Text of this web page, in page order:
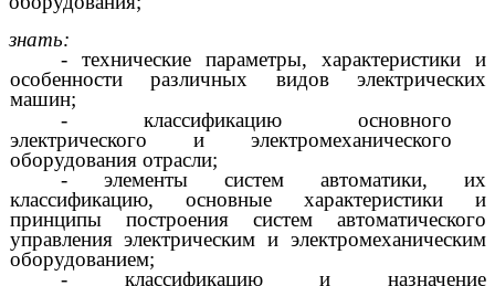
знать:
- технические параметры, характеристики и
особенности различных видов электрических
машин;
- классификацию основного
электрического и электромеханического
оборудования отрасли;
- элементы систем автоматики, их
классификацию, основные характеристики и
принципы построения систем автоматического
управления электрическим и электромеханическим
оборудованием;
- классификацию и назначение